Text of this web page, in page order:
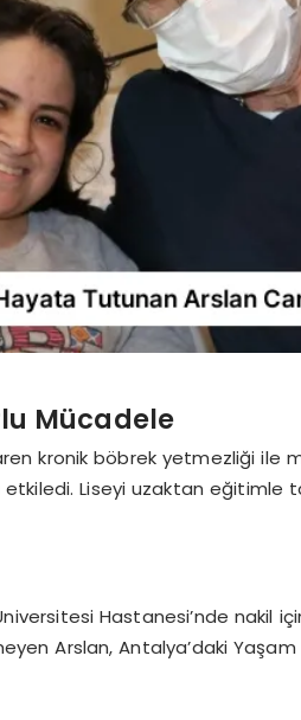
Mücadele
kronik böbrek yetmezliği ile
etkiledi. Liseyi uzaktan
Hastanesi’nde nakil
Arslan, Antalya’daki Yaşam